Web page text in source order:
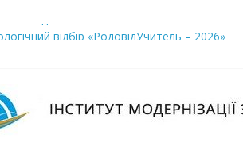
заклади освіти»
відбір «РодовідУчитель – 2026»
здобуття академічних стипендій імені